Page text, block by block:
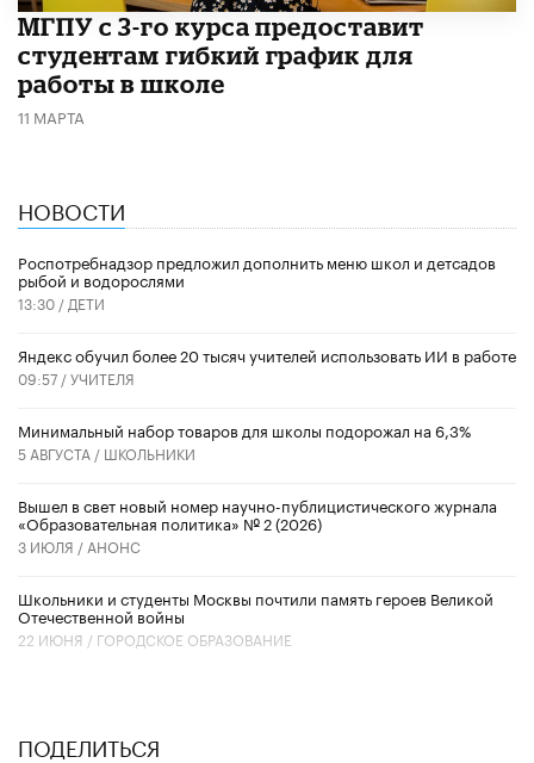
МГПУ с 3-го курса предоставит
студентам гибкий график для
работы в школе
11 МАРТА
НОВОСТИ
Роспотребнадзор предложил дополнить меню школ и детсадов
рыбой и водорослями
13:30 / ДЕТИ
​Яндекс обучил более 20 тысяч учителей использовать ИИ в работе
09:57 /УЧИТЕЛЯ
Минимальный набор товаров для школы подорожал на 6,3%
5 АВГУСТА / ШКОЛЬНИКИ
Вышел в свет новый номер научно-публицистического журнала
«Образовательная политика» № 2 (2026)
3 ИЮЛЯ / АНОНС
Школьники и студенты Москвы почтили память героев Великой
Отечественной войны
22 ИЮНЯ / ГОРОДСКОЕ ОБРАЗОВАНИЕ
ПОДЕЛИТЬСЯ